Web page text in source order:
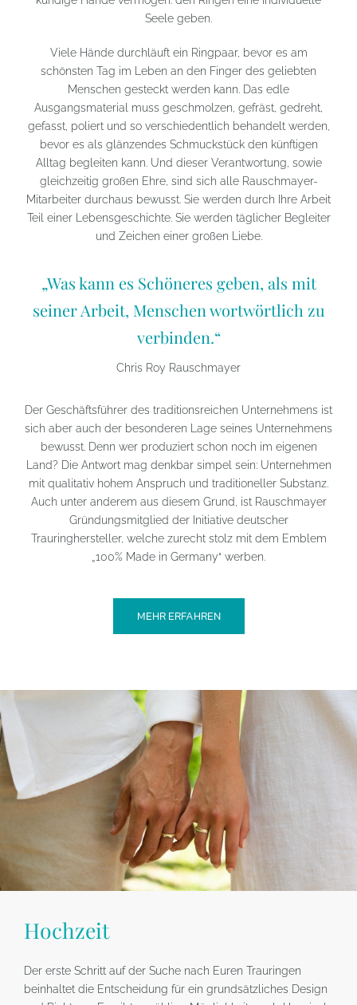
Seele geben.
Viele Hände durchläuft ein Ringpaar, bevor es am
schönsten Tag im Leben an den Finger des geliebten
Menschen gesteckt werden kann. Das edle
Ausgangsmaterial muss geschmolzen, gefräst, gedreht,
gefasst, poliert und so verschiedentlich behandelt werden,
bevor es als glänzendes Schmuckstück den künftigen
Alltag begleiten kann. Und dieser Verantwortung, sowie
gleichzeitig großen Ehre, sind sich alle Rauschmayer-
Mitarbeiter durchaus bewusst. Sie werden durch Ihre Arbeit
Teil einer Lebensgeschichte. Sie werden täglicher Begleiter
und Zeichen einer großen Liebe.
„Was kann es Schöneres geben, als mit
seiner Arbeit, Menschen wortwörtlich zu
verbinden.“
Chris Roy Rauschmayer
Der Geschäftsführer des traditionsreichen Unternehmens ist
sich aber auch der besonderen Lage seines Unternehmens
bewusst. Denn wer produziert schon noch im eigenen
Land? Die Antwort mag denkbar simpel sein: Unternehmen
mit qualitativ hohem Anspruch und traditioneller Substanz.
Auch unter anderem aus diesem Grund, ist Rauschmayer
Gründungsmitglied der Initiative deutscher
Trauringhersteller, welche zurecht stolz mit dem Emblem
„100% Made in Germany“ werben.
MEHR ERFAHREN
Hochzeit
Der erste Schritt auf der Suche nach Euren Trauringen
beinhaltet die Entscheidung für ein grundsätzliches Design